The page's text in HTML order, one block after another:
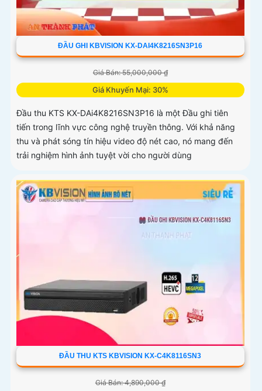
ĐẦU GHI KBVISION KX-DAI4K8216SN3P16
Giá Bán: 55,000,000 ₫
Giá Khuyến Mại: 30%
Đầu thu KTS KX-DAi4K8216SN3P16 là một Đầu ghi tiên
tiến trong lĩnh vực công nghệ truyền thông. Với khả năng
thu và phát sóng tín hiệu video độ nét cao, nó mang đến
trải nghiệm hình ảnh tuyệt vời cho người dùng
ĐẦU THU KTS KBVISION KX-C4K8116SN3
Giá Bán: 4,890,000 ₫